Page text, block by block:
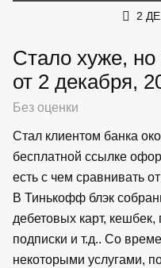
2
Стало хуже,
от 2 декабря,
Без оценки
Стал клиентом банка
бесплатной ссылке
есть с чем сравнивать
В Тинькофф блэк
дебетовых карт, кешбек,
подписки и т.д.. Со
некоторыми услугами,